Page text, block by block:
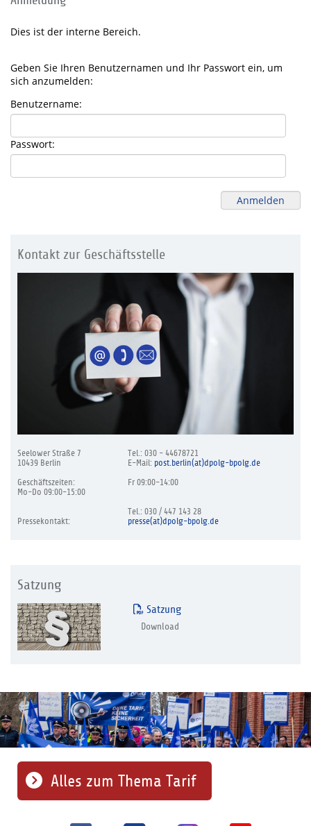
Dies ist der interne Bereich.
Geben Sie Ihren Benutzernamen und Ihr Passwort ein, um
sich anzumelden:
Benutzername:
Passwort:
Kontakt zur Geschäftsstelle
Seelower Straße 7
10439 Berlin
Geschäftszeiten:
Mo-Do 09:00-15:00
Pressekontakt:
Tel.: 030 - 44678721
E-Mail: post.berlin(at)dpolg-bpolg.de
Fr 09:00-14:00
Tel.: 030 / 447 143 28
presse(at)dpolg-bpolg.de
Satzung
Satzung
Download
Alles zum Thema Tarif